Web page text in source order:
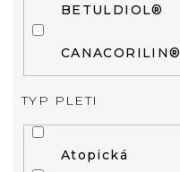
BETULDIOL®
CANACORILIN®
TYP PLETI
Atopická